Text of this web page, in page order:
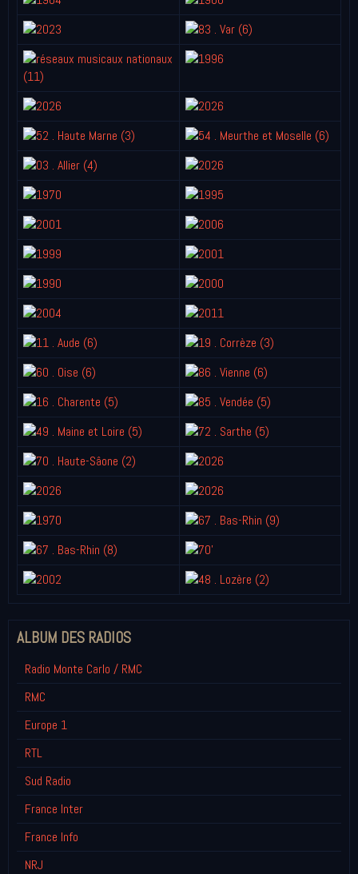
ALBUM DES RADIOS
Radio Monte Carlo / RMC
RMC
Europe 1
RTL
Sud Radio
France Inter
France Info
NRJ